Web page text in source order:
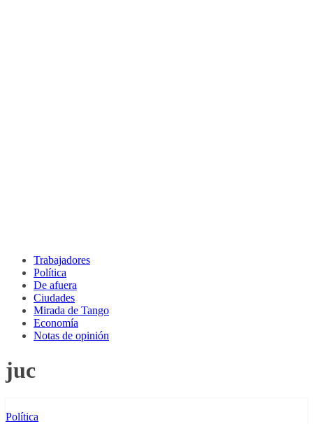
Trabajadores
Política
De afuera
Ciudades
Mirada de Tango
Economía
Notas de opinión
juc
Política